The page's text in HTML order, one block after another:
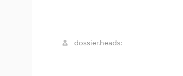
dossier.heads: